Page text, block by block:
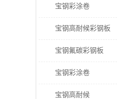
宝钢彩涂卷
宝钢高耐候彩钢板
宝钢氟碳彩钢板
宝钢彩涂卷
宝钢高耐候